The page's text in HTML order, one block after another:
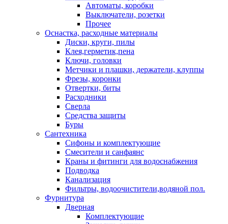
Автоматы, коробки
Выключатели, розетки
Прочее
Оснастка, расходные материалы
Диски, круги, пилы
Клея,герметик,пена
Ключи, головки
Метчики и плашки, держатели, клуппы
Фрезы, коронки
Отвертки, биты
Расходники
Сверла
Средства защиты
Буры
Сантехника
Сифоны и комплектующие
Смесители и санфаянс
Краны и фитинги для водоснабжения
Подводка
Канализация
Фильтры, водоочистители,водяной пол.
Фурнитура
Дверная
Комплектующие